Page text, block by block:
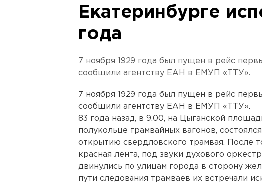
Екатеринбурге
года
7 ноября 1929 года был пущен в рейс
сообщили агентству ЕАН в ЕМУП «ТТУ».
7 ноября 1929 года был пущен в рейс
сообщили агентству ЕАН в ЕМУП «ТТУ».
83 года назад, в 9.00, на Цыганской
полукольце трамвайных вагонов,
открытию свердловского трамвая. После
красная лента, под звуки духового
двинулись по улицам города в сторону
пути следования трамваев их встречали